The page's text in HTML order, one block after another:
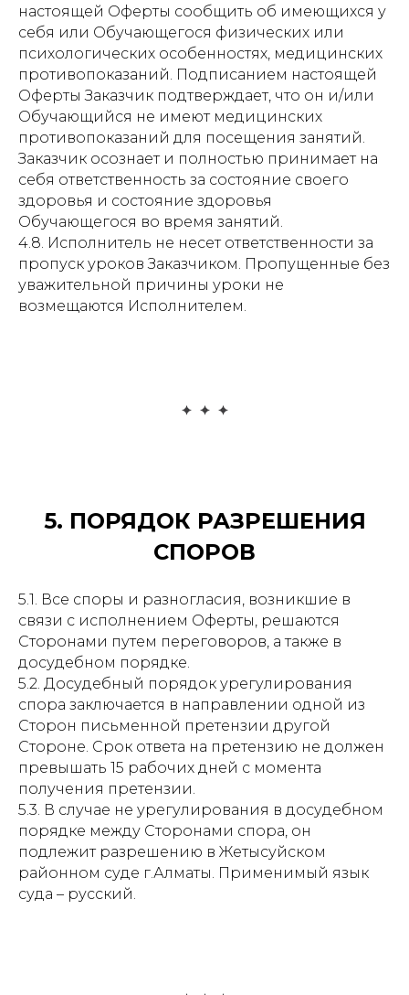
настоящей Оферты сообщить об имеющихся у
себя или Обучающегося физических или
психологических особенностях, медицинских
противопоказаний. Подписанием настоящей
Оферты Заказчик подтверждает, что он и/или
Обучающийся не имеют медицинских
противопоказаний для посещения занятий.
Заказчик осознает и полностью принимает на
себя ответственность за состояние своего
здоровья и состояние здоровья
Обучающегося во время занятий.
4.8. Исполнитель не несет ответственности за
пропуск уроков Заказчиком. Пропущенные без
уважительной причины уроки не
возмещаются Исполнителем.
5. ПОРЯДОК РАЗРЕШЕНИЯ
СПОРОВ
5.1. Все споры и разногласия, возникшие в
связи с исполнением Оферты, решаются
Сторонами путем переговоров, а также в
досудебном порядке.
5.2. Досудебный порядок урегулирования
спора заключается в направлении одной из
Сторон письменной претензии другой
Стороне. Срок ответа на претензию не должен
превышать 15 рабочих дней с момента
получения претензии.
5.3. В случае не урегулирования в досудебном
порядке между Сторонами спора, он
подлежит разрешению в Жетысуйском
районном суде г.Алматы. Применимый язык
суда – русский.